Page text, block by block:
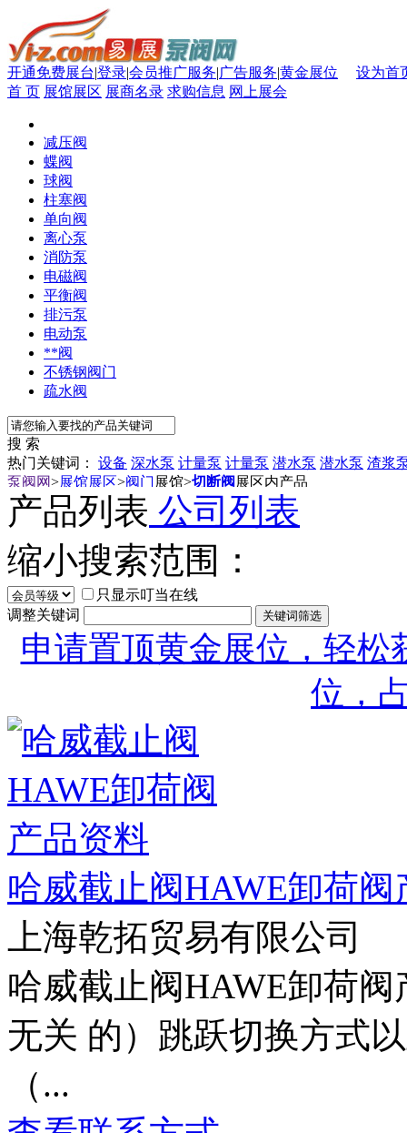
开通免费展台|登录|会员推广服务|广告服务|黄金展位
设为首
首 页 展馆展区 展商名录 求购信息 网上展会
减压阀
蝶阀
球阀
柱塞阀
单向阀
离心泵
消防泵
电磁阀
平衡阀
排污泵
电动泵
**阀
不锈钢阀门
疏水阀
搜 索
热门关键词： 设备 深水泵 计量泵 计量泵 潜水泵 潜水泵 渣浆
泵阀网>展馆展区>阀门 展馆>切断阀 展区内产品
产品列表 公司列表
缩小搜索范围：
只显示叮当在线
调整关键词
申请置顶黄金展位，轻松
位，
哈威截止阀HAWE卸荷阀
上海乾拓贸易有限公司
哈威截止阀HAWE卸荷
无关 的）跳跃切换方式
（...